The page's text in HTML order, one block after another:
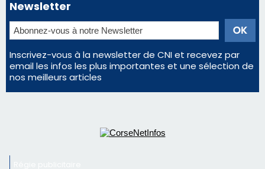
Inscrivez-vous à la newsletter de CNI et recevez par
email les infos les plus importantes et une sélection de